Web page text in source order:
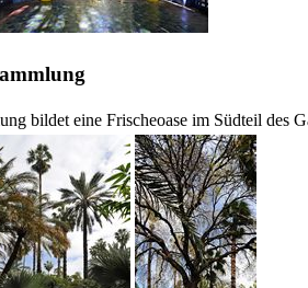
bildet eine Frischeoase im Südteil des